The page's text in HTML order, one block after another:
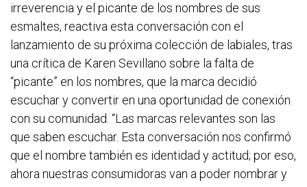
irreverencia y el picante de los nombres de sus
esmaltes, reactiva esta conversación con el
lanzamiento de su próxima colección de labiales, tras
una crítica de Karen Sevillano sobre la falta de
“picante” en los nombres, que la marca decidió
escuchar y convertir en una oportunidad de conexión
con su comunidad. “Las marcas relevantes son las
que saben escuchar. Esta conversación nos confirmó
que el nombre también es identidad y actitud; por eso,
ahora nuestras consumidoras van a poder nombrar y